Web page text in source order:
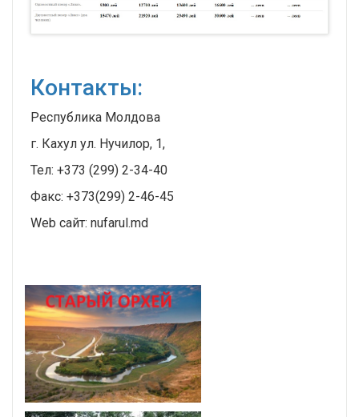
Контакты:
Республика Молдова
г. Кахул ул. Нучилор, 1,
Тел: +373 (299) 2-34-40
Факс: +373(299) 2-46-45
Web сайт: nufarul.md